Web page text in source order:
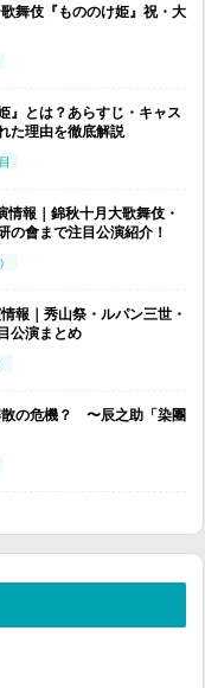
舞伎『もののけ姫』祝・大
』とは？あらすじ・キャス
た理由を徹底解説
情報｜錦秋十月大歌舞伎・
の會まで注目公演紹介！
報｜秀山祭・ルパン三世・
公演まとめ
散の危機？ 〜辰之助「染團